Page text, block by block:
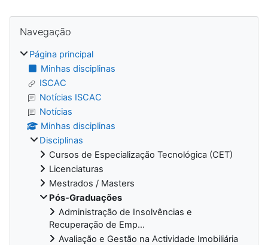
Blocos
Navegação
Página principal
Minhas disciplinas
ISCAC
Notícias ISCAC
Notícias
Minhas disciplinas
Disciplinas
Cursos de Especialização Tecnológica (CET)
Licenciaturas
Mestrados / Masters
Pós-Graduações
Administração de Insolvências e
Recuperação de Emp...
Avaliação e Gestão na Actividade Imobiliária